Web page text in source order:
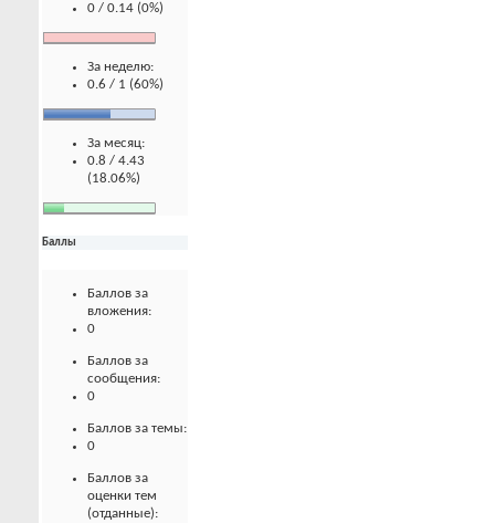
0 / 0.14 (0%)
За неделю:
0.6 / 1 (60%)
За месяц:
0.8 / 4.43
(18.06%)
Баллы
Баллов за
вложения:
0
Баллов за
сообщения:
0
Баллов за темы:
0
Баллов за
оценки тем
(отданные):